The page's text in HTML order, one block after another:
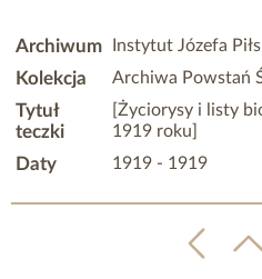
Archiwum Instytut Józefa
Kolekcja Archiwa Powstań
Tytuł
teczki
[Życiorysy i listy
1919 roku]
Daty 1919 - 1919